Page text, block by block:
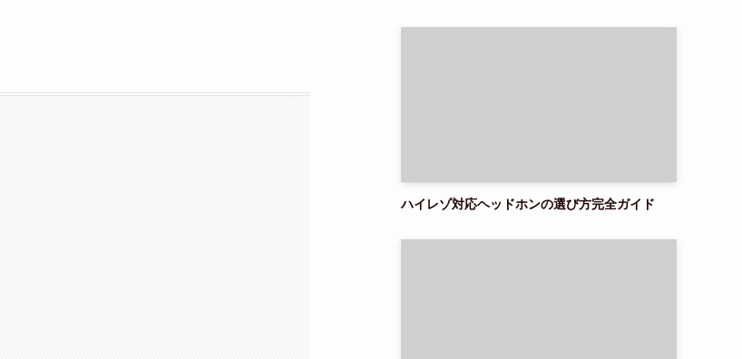
ハイレゾ対応ヘッドホンの選び方完全ガイド